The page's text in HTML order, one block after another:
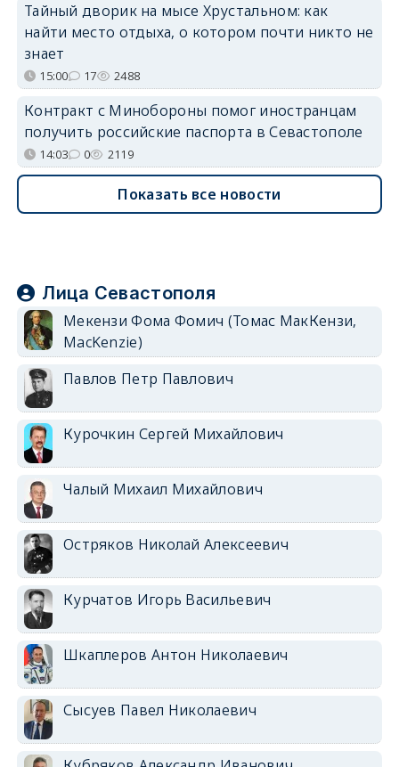
Тайный дворик на мысе Хрустальном: как
найти место отдыха, о котором почти никто не
знает
15:00 17 2488
Контракт с Минобороны помог иностранцам
получить российские паспорта в Севастополе
14:03 0 2119
Показать все новости
Лица Севастополя
Мекензи Фома Фомич (Томас МакКензи,
MacKenzie)
Павлов Петр Павлович
Курочкин Сергей Михайлович
Чалый Михаил Михайлович
Остряков Николай Алексеевич
Курчатов Игорь Васильевич
Шкаплеров Антон Николаевич
Сысуев Павел Николаевич